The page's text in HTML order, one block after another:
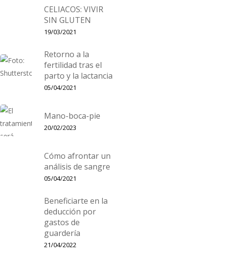
CELIACOS: VIVIR
SIN GLUTEN
19/03/2021
Retorno a la
fertilidad tras el
parto y la lactancia
05/04/2021
Mano-boca-pie
20/02/2023
Cómo afrontar un
análisis de sangre
05/04/2021
Beneficiarte en la
deducción por
gastos de
guardería
21/04/2022